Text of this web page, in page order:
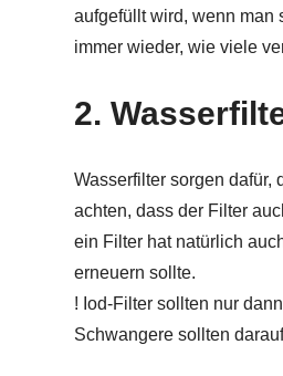
aufgefüllt wird, wenn man
immer wieder, wie viele
2.
Wasserfilter sorgen dafür,
achten, dass der Filter
ein Filter hat natürlich
erneuern sollte.
! Iod-Filter sollten nur
Schwangere sollten